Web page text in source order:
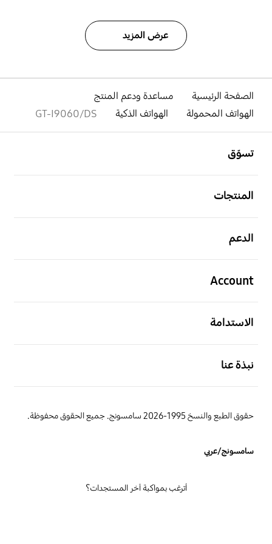
عرض المزيد
الصفحة الرئيسية
مساعدة ودعم المنتج
الهواتف المحمولة
الهواتف الذكية GT-I9060/DS
تسوّق
المنتجات
الدعم
Account
الاستدامة
نبذة عنا
حقوق الطبع والنسخ 1995-2026 سامسونج. جميع الحقوق محفوظة.
سامسونج/عربي
أترغب بمواكبة آخر المستجدات؟